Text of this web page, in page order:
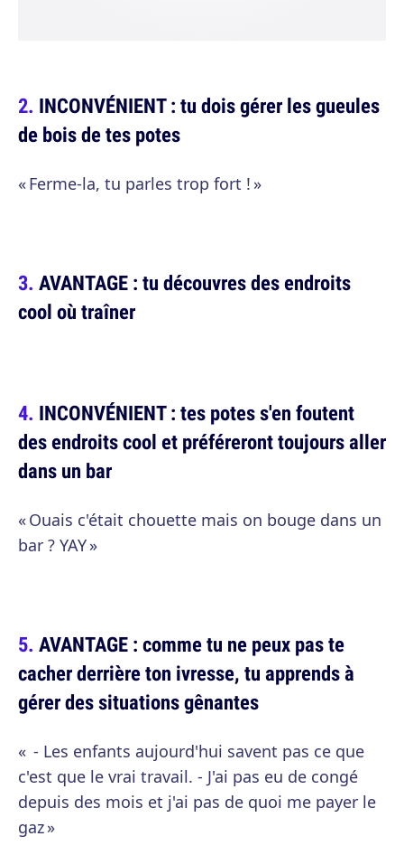
INCONVÉNIENT : tu dois gérer les gueules
de bois de tes potes
« Ferme-la, tu parles trop fort ! »
AVANTAGE : tu découvres des endroits
cool où traîner
INCONVÉNIENT : tes potes s'en foutent
des endroits cool et préféreront toujours aller
dans un bar
« Ouais c'était chouette mais on bouge dans un
bar ? YAY »
AVANTAGE : comme tu ne peux pas te
cacher derrière ton ivresse, tu apprends à
gérer des situations gênantes
« - Les enfants aujourd'hui savent pas ce que
c'est que le vrai travail. - J'ai pas eu de congé
depuis des mois et j'ai pas de quoi me payer le
gaz »